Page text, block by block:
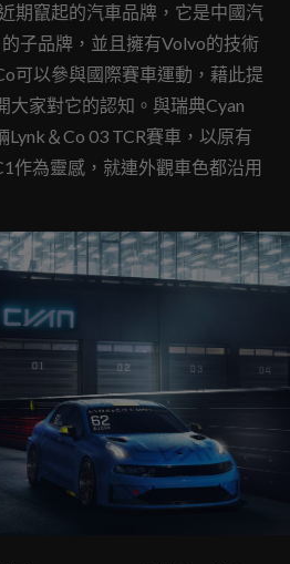
期竄起的汽車品牌，它是中國汽
子品牌，並且擁有Volvo的技術
可以參與國際賽車運動，藉此提
大家對它的認知。與瑞典Cyan
Lynk＆Co 03 TCR賽車，以原有
作為靈感，就連外觀車色都沿用